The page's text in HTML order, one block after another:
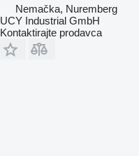
Nemačka, Nuremberg
UCY Industrial GmbH
Kontaktirajte prodavca